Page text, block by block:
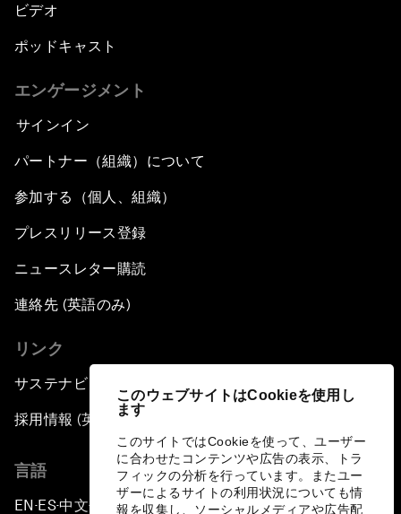
このウェブサイトはCookieを使用し
ます
このサイトではCookieを使って、ユーザー
に合わせたコンテンツや広告の表示、トラ
フィックの分析を行っています。またユー
ザーによるサイトの利用状況についても情
報を収集し、ソーシャルメディアや広告配
ビデオ
ポッドキャスト
エンゲージメント
サインイン
パートナー（組織）について
参加する（個人、組織）
プレスリリース登録
ニュースレター購読
連絡先 (英語のみ)
リンク
サステナビリティへの取り組み
採用情報 (英語のみ)
言語
EN ▪ES▪中文▪ 日本語